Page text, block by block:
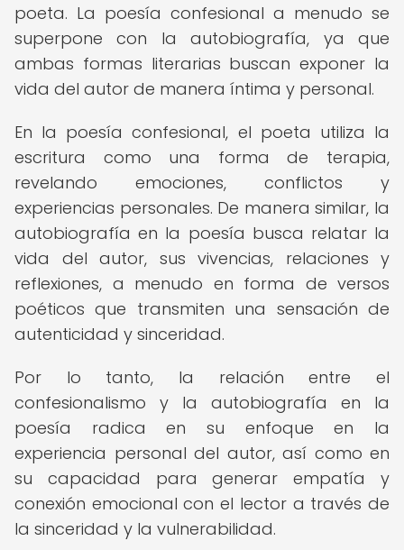
poeta. La poesía confesional a menudo se
superpone con la autobiografía, ya que
ambas formas literarias buscan exponer la
vida del autor de manera íntima y personal.
En la poesía confesional, el poeta utiliza la
escritura como una forma de terapia,
revelando emociones, conflictos y
experiencias personales. De manera similar, la
autobiografía en la poesía busca relatar la
vida del autor, sus vivencias, relaciones y
reflexiones, a menudo en forma de versos
poéticos que transmiten una sensación de
autenticidad y sinceridad.
Por lo tanto, la relación entre el
confesionalismo y la autobiografía en la
poesía radica en su enfoque en la
experiencia personal del autor, así como en
su capacidad para generar empatía y
conexión emocional con el lector a través de
la sinceridad y la vulnerabilidad.